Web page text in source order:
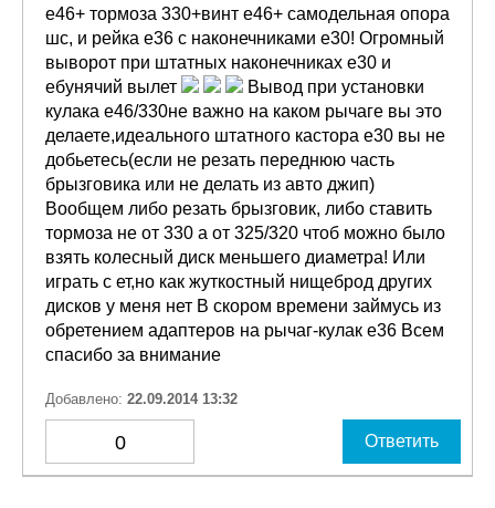
е46+ тормоза 330+винт е46+ самодельная опора
шс, и рейка е36 с наконечниками е30! Огромный
выворот при штатных наконечниках е30 и
ебунячий вылет
Вывод при установки
кулака е46/330не важно на каком рычаге вы это
делаете,идеального штатного кастора е30 вы не
добьетесь(если не резать переднюю часть
брызговика или не делать из авто джип)
Вообщем либо резать брызговик, либо ставить
тормоза не от 330 а от 325/320 чтоб можно было
взять колесный диск меньшего диаметра! Или
играть с ет,но как жуткостный нищеброд других
дисков у меня нет В скором времени займусь из
обретением адаптеров на рычаг-кулак е36 Всем
спасибо за внимание
Добавлено: 22.09.2014 13:32
0 Ответить